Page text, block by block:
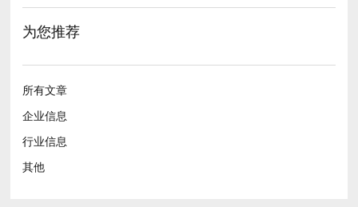
为您推荐
所有文章
企业信息
行业信息
其他